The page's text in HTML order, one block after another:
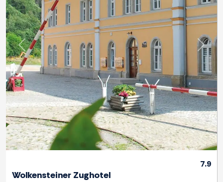
Previous Next
7.9
Wolkensteiner Zughotel